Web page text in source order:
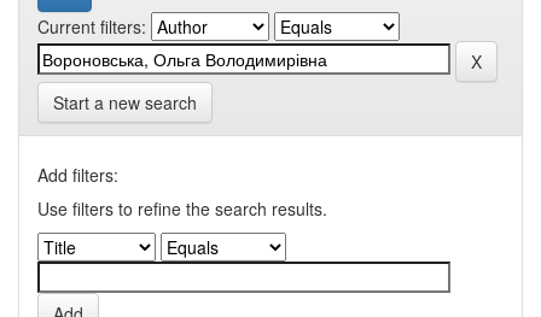
Current filters:
Start a new search
Add filters:
Use filters to refine the search results.